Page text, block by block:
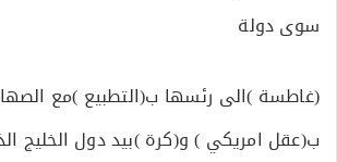
سوى دولة
(غاطسة )الى رئسها ب(التطبيع )مع
ب(عقل امريكي ) و(كرة )بيد دول الخليج